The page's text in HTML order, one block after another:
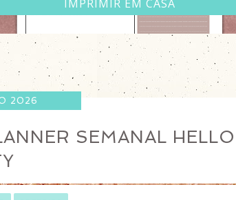
IMPRIMIR EM CASA
2026
SEMANAL HELLO